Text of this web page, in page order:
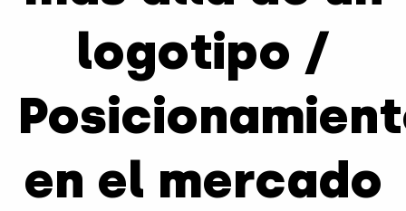
logotipo /
en el mercado